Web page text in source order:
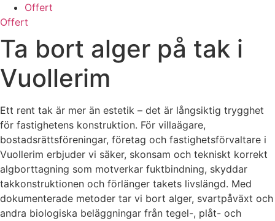
Offert
Offert
Ta bort alger på tak i
Vuollerim
Ett rent tak är mer än estetik – det är långsiktig trygghet
för fastighetens konstruktion. För villaägare,
bostadsrättsföreningar, företag och fastighetsförvaltare i
Vuollerim erbjuder vi säker, skonsam och tekniskt korrekt
algborttagning som motverkar fuktbindning, skyddar
takkonstruktionen och förlänger takets livslängd. Med
dokumenterade metoder tar vi bort alger, svartpåväxt och
andra biologiska beläggningar från tegel-, plåt- och